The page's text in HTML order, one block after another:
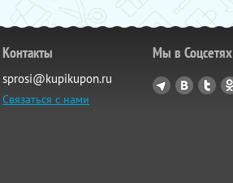
Контакты
sprosi@kupikupon.ru
Связаться с нами
Мы в Соцсетях